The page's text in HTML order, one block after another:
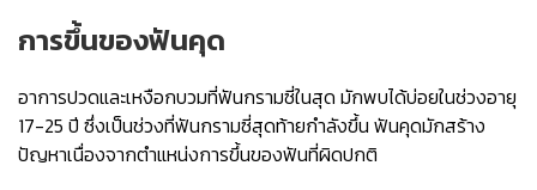
การขึ้นของฟันคุด
อาการปวดและเหงือกบวมที่ฟันกรามซี่ในสุด มักพบได้บ่อยในช่วงอายุ
17-25 ปี ซึ่งเป็นช่วงที่ฟันกรามซี่สุดท้ายกำลังขึ้น ฟันคุดมักสร้าง
ปัญหาเนื่องจากตำแหน่งการขึ้นของฟันที่ผิดปกติ